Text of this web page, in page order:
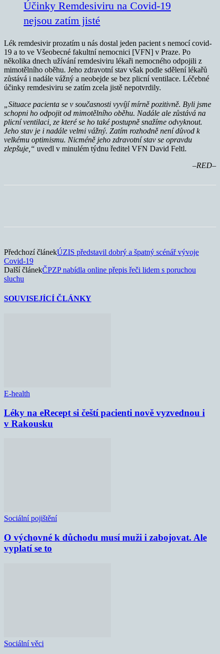
Účinky Remdesiviru na Covid-19
nejsou zatím jisté
Lék remdesivir prozatím u nás dostal jeden pacient s nemocí covid-
19 a to ve Všeobecné fakultní nemocnici [VFN] v Praze. Po
několika dnech užívání remdesiviru lékaři nemocného odpojili z
mimotělního oběhu. Jeho zdravotní stav však podle sdělení lékařů
zůstává i nadále vážný a neobejde se bez plicní ventilace. Léčebné
účinky remdesiviru se zatím zcela jistě nepotvrdily.
„Situace pacienta se v současnosti vyvíjí mírně pozitivně. Byli jsme
schopni ho odpojit od mimotělního oběhu. Nadále ale zůstává na
plicní ventilaci, ze které se ho také postupně snažíme odvyknout.
Jeho stav je i nadále velmi vážný. Zatím rozhodně není důvod k
velkému optimismu. Nicméně jeho zdravotní stav se opravdu
zlepšuje,“ uvedl v minulém týdnu ředitel VFN David Feltl.
–RED–
Předchozí článekÚZIS představil dobrý a špatný scénář vývoje
Covid-19
Další článekČPZP nabídla online přepis řeči lidem s poruchou
sluchu
SOUVISEJÍCÍ ČLÁNKY
E-health
Léky na eRecept si čeští pacienti nově vyzvednou i
v Rakousku
Sociální pojištění
O výchovné k důchodu musí muži i zabojovat. Ale
vyplatí se to
Sociální věci